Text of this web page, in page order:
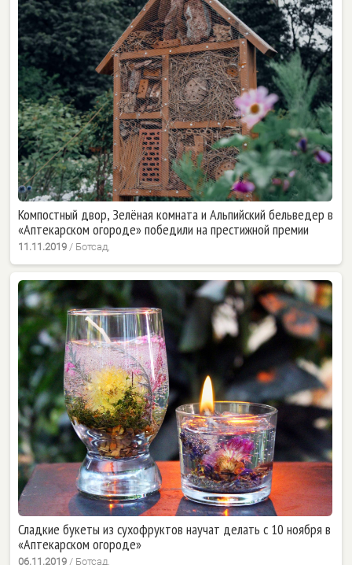
Компостный двор, Зелёная комната и Альпийский бельведер в
«Аптекарском огороде» победили на престижной премии
11.11.2019 / Ботсад,
Сладкие букеты из сухофруктов научат делать с 10 ноября в
«Аптекарском огороде»
06.11.2019 / Ботсад,